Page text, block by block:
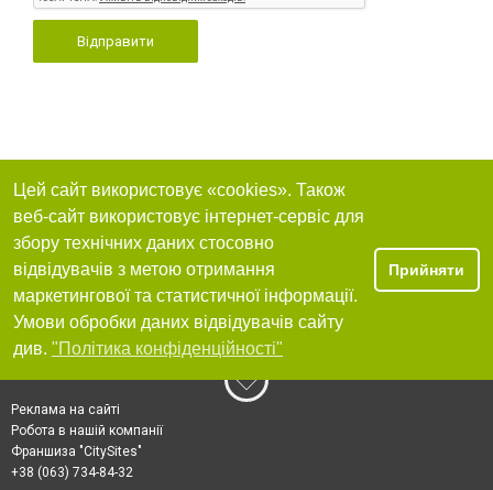
Відправити
Цей сайт використовує «cookies». Також
веб-сайт використовує інтернет-сервіс для
збору технічних даних стосовно
відвідувачів з метою отримання
маркетингової та статистичної інформації.
Умови обробки даних відвідувачів сайту
див. "Політика конфіденційності"
Прийняти
Реклама на сайті
Робота в нашій компанії
Франшиза "CitySites"
+38 (063) 734-84-32